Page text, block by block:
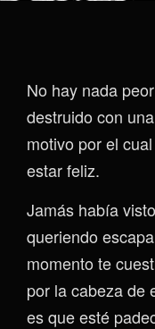
No hay nada
destruido con
motivo por el
estar feliz.
Jamás había
queriendo
momento te
por la cabeza de
es que esté